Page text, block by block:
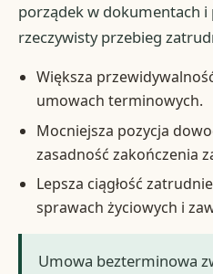
porządek w dokumentach
rzeczywisty przebieg
Większa
umowach terminowych.
Mocniejsza pozycja
zasadność zakończenia
Lepsza ciągłość
sprawach życiowych i
Umowa bezterminowa